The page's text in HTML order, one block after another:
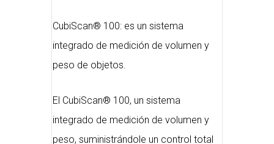
CubiScan® 100: es un sistema
integrado de medición de volumen y
peso de objetos.
El CubiScan® 100, un sistema
integrado de medición de volumen y
peso, suministrándole un control total